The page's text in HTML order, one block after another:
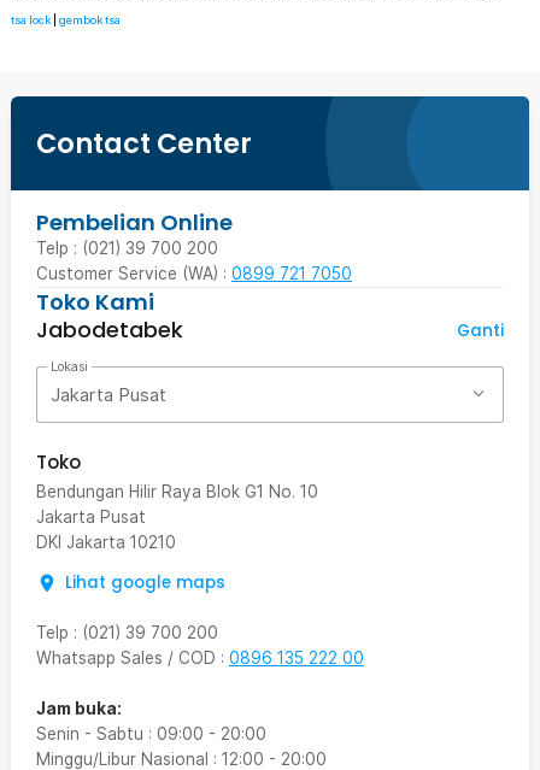
tsa lock gembok tsa
Contact Center
Pembelian Online
Telp : (021) 39 700 200
Customer Service (WA) : 0899 721 7050
Toko Kami
Jabodetabek
Ganti
Lokasi
Jakarta Pusat
Toko
Bendungan Hilir Raya Blok G1 No. 10
Jakarta Pusat
DKI Jakarta 10210
Lihat google maps
Telp : (021) 39 700 200
Whatsapp Sales / COD : 0896 135 222 00
Jam buka:
Senin - Sabtu : 09:00 - 20:00
Minggu/Libur Nasional : 12:00 - 20:00